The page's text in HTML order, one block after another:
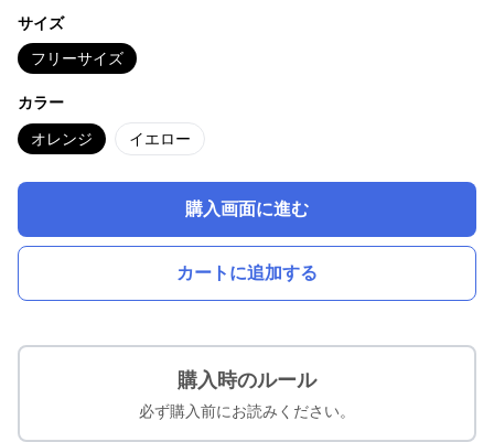
サイズ
フリーサイズ
カラー
オレンジ イエロー
購入画面に進む
カートに追加する
購入時のルール
必ず購入前にお読みください。